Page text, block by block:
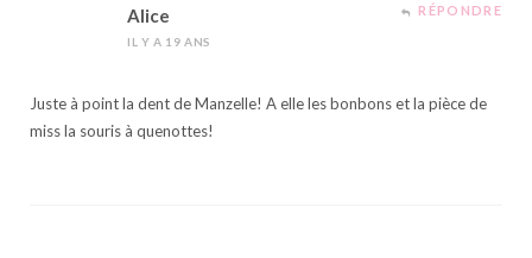
Alice
IL Y A 19 ANS
RÉPONDRE
Juste à point la dent de Manzelle! A elle les bonbons et la pièce de
miss la souris à quenottes!